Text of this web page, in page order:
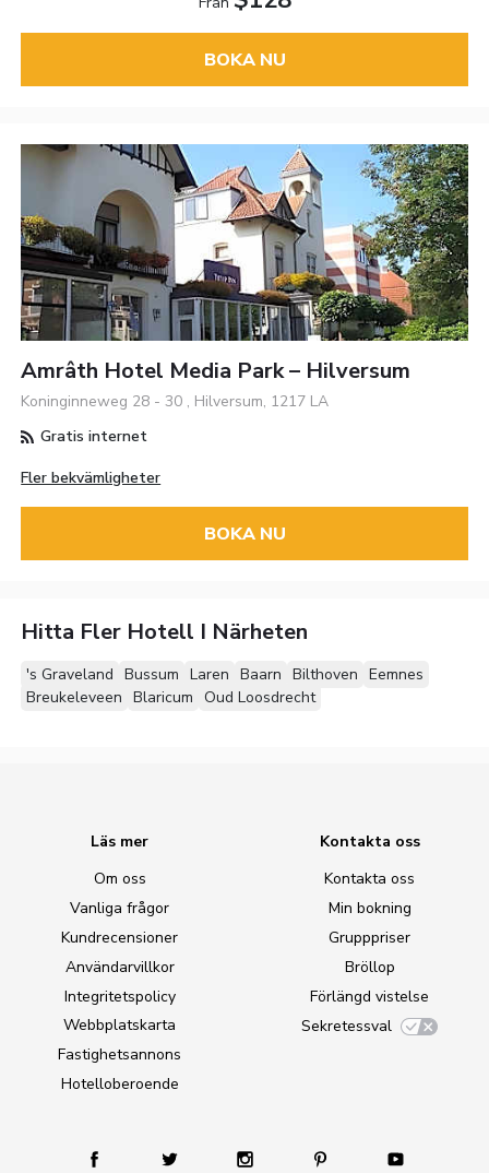
BOKA NU
Amrâth Hotel Media Park – Hilversum
Koninginneweg 28 - 30 , Hilversum, 1217 LA
Gratis internet
Fler bekvämligheter
BOKA NU
Hitta Fler Hotell I Närheten
's Graveland Bussum Laren Baarn Bilthoven Eemnes
Breukeleveen Blaricum Oud Loosdrecht
Läs mer
Om oss
Vanliga frågor
Kundrecensioner
Användarvillkor
Integritetspolicy
Webbplatskarta
Fastighetsannons
Hotelloberoende
Kontakta oss
Kontakta oss
Min bokning
Grupppriser
Bröllop
Förlängd vistelse
Sekretessval